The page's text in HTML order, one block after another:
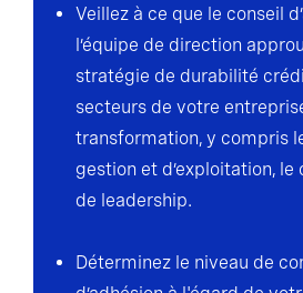
Veillez à ce que le conseil
l’équipe de direction
stratégie de durabilité
secteurs de votre
transformation, y compris
gestion et d’exploitation,
de leadership.
Déterminez le niveau de